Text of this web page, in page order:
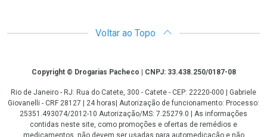
Voltar ao Topo
CopyrightCopyright © Drogarias Pacheco | CNPJ: 33.438.250/0187-08
Rio de Janeiro - RJ: Rua do Catete, 300 - Catete - CEP: 22220-000 | Gabriele
Giovanelli - CRF 28127 | 24 horas| Autorização de funcionamento: Processo:
25351.493074/2012-10 Autorização/MS: 7.25279.0 | As informações
contidas neste site, como promoções e ofertas de remédios e
medicamentos, não devem ser usadas para automedicação e não